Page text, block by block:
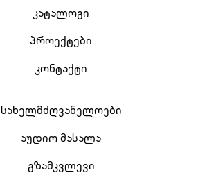
კატალოგი
პროექტები
კონტაქტი
სახელმძღვანელოები
აუდიო მასალა
გზამკვლევი